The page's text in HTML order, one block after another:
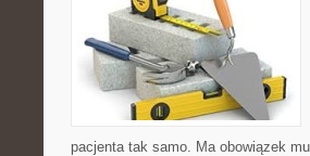
pacjenta tak samo. Ma obowiązek